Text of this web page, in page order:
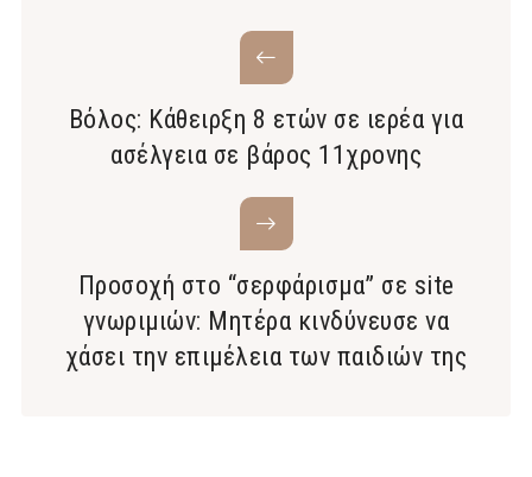
Βόλος: Κάθειρξη 8 ετών σε ιερέα για
ασέλγεια σε βάρος 11χρονης
Προσοχή στο “σερφάρισμα” σε site
γνωριμιών: Μητέρα κινδύνευσε να
χάσει την επιμέλεια των παιδιών της